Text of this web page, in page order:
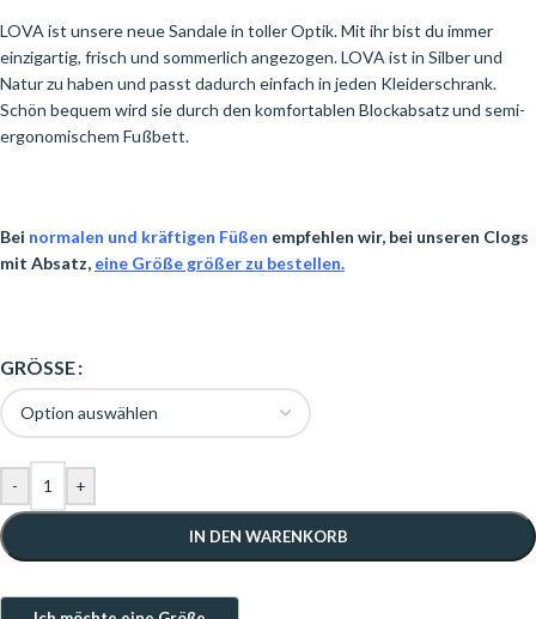
LOVA ist unsere neue Sandale in toller Optik. Mit ihr bist du immer
einzigartig, frisch und sommerlich angezogen. LOVA ist in Silber und
Natur zu haben und passt dadurch einfach in jeden Kleiderschrank.
Schön bequem wird sie durch den komfortablen Blockabsatz und semi-
ergonomischem Fußbett.
Bei normalen und kräftigen Füßen empfehlen wir, bei unseren Clogs
mit Absatz, eine Größe größer zu bestellen.
GRÖSSE
- +
IN DEN WARENKORB